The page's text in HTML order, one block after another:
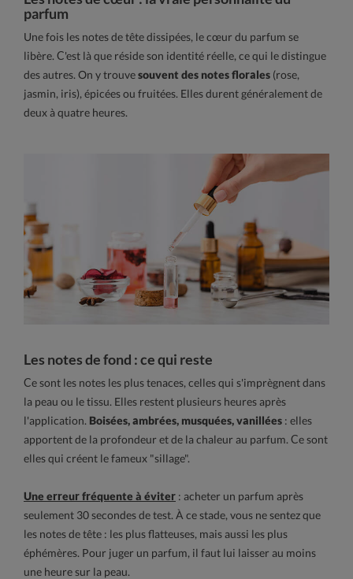
parfum
Une fois les notes de tête dissipées, le cœur du parfum se
libère. C'est là que réside son identité réelle, ce qui le distingue
des autres. On y trouvesouvent des notes florales (rose,
jasmin, iris), épicées ou fruitées. Elles durent généralement de
deux à quatre heures.
Les notes de fond : ce qui reste
Ce sont les notes les plus tenaces, celles qui s'imprègnent dans
la peau ou le tissu. Elles restent plusieurs heures après
l'application. Boisées, ambrées, musquées, vanillées : elles
apportent de la profondeur et de la chaleur au parfum. Ce sont
elles qui créent le fameux "sillage".
Une erreur fréquente à éviter : acheter un parfum après
seulement 30 secondes de test. À ce stade, vous ne sentez que
les notes de tête : les plus flatteuses, mais aussi les plus
éphémères. Pour juger un parfum, il faut lui laisser au moins
une heure sur la peau.